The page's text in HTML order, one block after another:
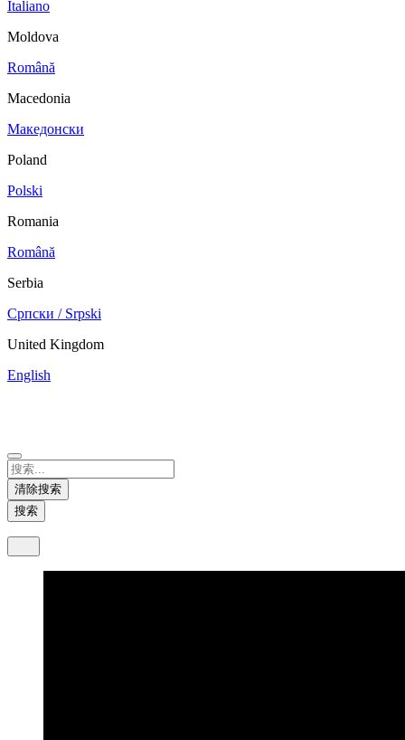
Italiano
Moldova
Română
Macedonia
Македонски
Poland
Polski
Romania
Română
Serbia
Српски / Srpski
United Kingdom
English
India
English
Nicaragua
Español
English
清除搜索
搜索